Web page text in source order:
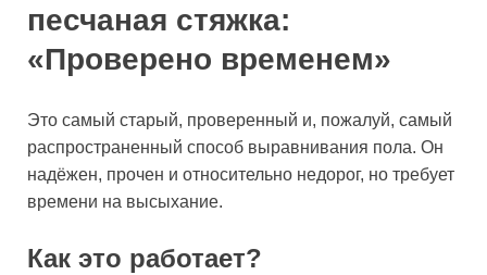
песчаная стяжка:
«Проверено временем»
Это самый старый, проверенный и, пожалуй, самый
распространенный способ выравнивания пола. Он
надёжен, прочен и относительно недорог, но требует
времени на высыхание.
Как это работает?